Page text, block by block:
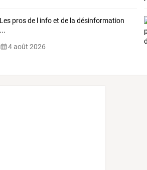
Les pros de l info et de la désinformation
...
4 août 2026